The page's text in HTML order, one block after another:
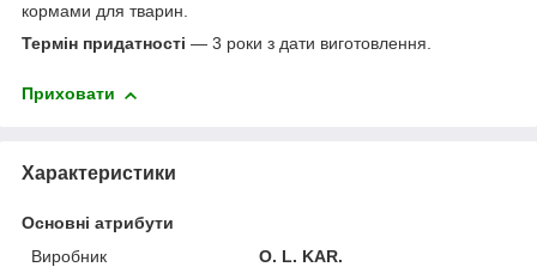
кормами для тварин.
Термін придатності — 3 роки з дати виготовлення.
Приховати
Характеристики
Основні атрибути
Виробник
O. L. KAR.